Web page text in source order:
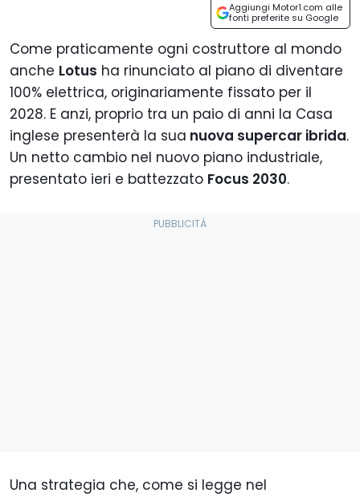
Aggiungi Motor1.com alle
fonti preferite su Google
Come praticamente ogni costruttore al mondo
anche Lotus ha rinunciato al piano di diventare
100% elettrica, originariamente fissato per il
2028. E anzi, proprio tra un paio di anni la Casa
inglese presenterà la sua nuova supercar ibrida.
Un netto cambio nel nuovo piano industriale,
presentato ieri e battezzato Focus 2030.
Una strategia che, come si legge nel